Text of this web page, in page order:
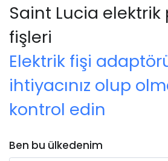
Saint Lucia elektrik
fişleri
Elektrik fişi
ihtiyacınız olup
kontrol edin
Ben bu ülkedenim